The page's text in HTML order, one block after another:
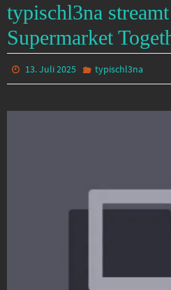
typischl3na
Supermarket
13. Juli 2025 typischl3na